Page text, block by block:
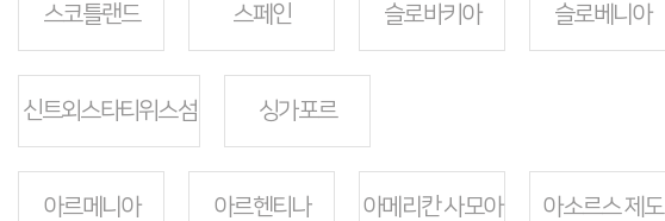
스코틀랜드 스페인 슬로바키아 슬로베니아
신트외스타티위스섬 싱가포르
아르메니아 아르헨티나 아메리칸 사모아 아소르스 제도